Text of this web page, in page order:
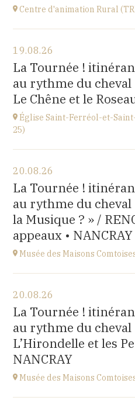
Centre d'animation Rural
centre d'animation rural,
3 chemin des Gouffres,
à15H00
19.08.26
La Tournée !
au rythme du cheval
Le Chêne et le
Église Saint-Ferréol-et-
25)
église Saint-Ferréol-et-Saint-
rue de l'église, 25620 Trépot
à18H00
20.08.26
La Tournée !
au rythme du cheval
la Musique ? » /
appeaux • NANCRAY
Musée des Maisons
musée des Maisons Comtoises,
rue du Musée, 25360
à18H00
20.08.26
La Tournée !
au rythme du cheval
L’Hirondelle et les
NANCRAY
Musée des Maisons